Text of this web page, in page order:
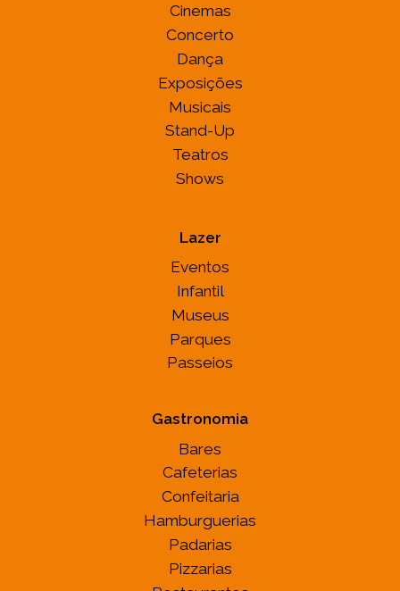
Cinemas
Concerto
Dança
Exposições
Musicais
Stand-Up
Teatros
Shows
Lazer
Eventos
Infantil
Museus
Parques
Passeios
Gastronomia
Bares
Cafeterias
Confeitaria
Hamburguerias
Padarias
Pizzarias